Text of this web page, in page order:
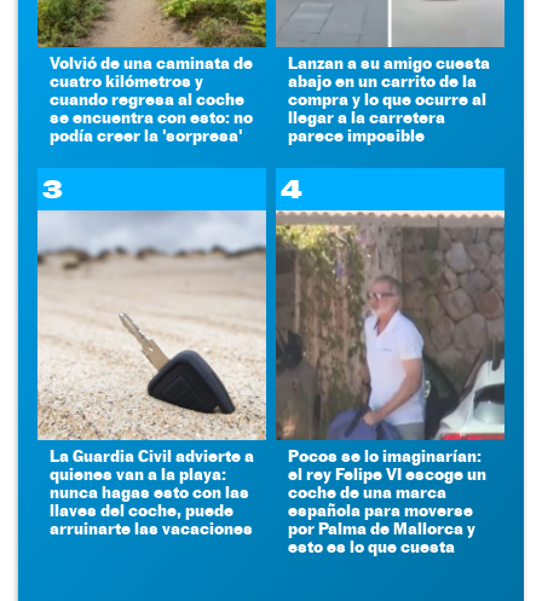
Volvió de una caminata de
cuatro kilómetros y
cuando regresa al coche
se encuentra con esto: no
podía creer la 'sorpresa'
Lanzan a su amigo cuesta
abajo en un carrito de la
compra y lo que ocurre al
llegar a la carretera
parece imposible
3
La Guardia Civil advierte a
quienes van a la playa:
nunca hagas esto con las
llaves del coche, puede
arruinarte las vacaciones
4
Pocos se lo imaginarían:
el rey Felipe VI escoge un
coche de una marca
española para moverse
por Palma de Mallorca y
esto es lo que cuesta